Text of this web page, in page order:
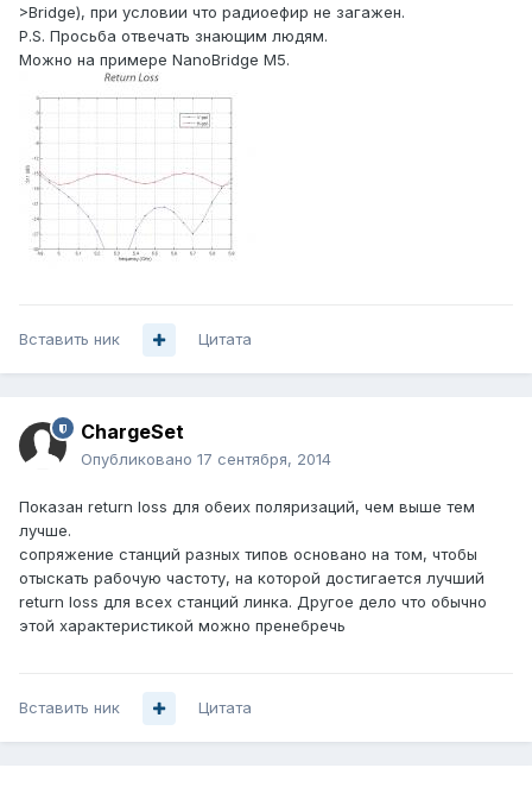
>Bridge), при условии что радиоефир не загажен.
P.S. Просьба отвечать знающим людям.
Можно на примере NanoBridge M5.
Вставить ник Цитата
ChargeSet
Опубликовано 17 сентября, 2014
Показан return loss для обеих поляризаций, чем выше тем
лучше.
сопряжение станций разных типов основано на том, чтобы
отыскать рабочую частоту, на которой достигается лучший
return loss для всех станций линка. Другое дело что обычно
этой характеристикой можно пренебречь
Вставить ник Цитата